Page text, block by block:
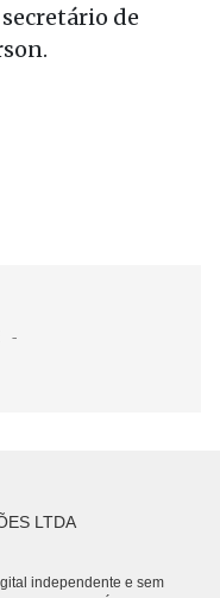
de
LTDA
independente e sem